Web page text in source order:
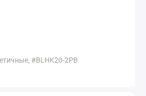
#BLHK20-2PB